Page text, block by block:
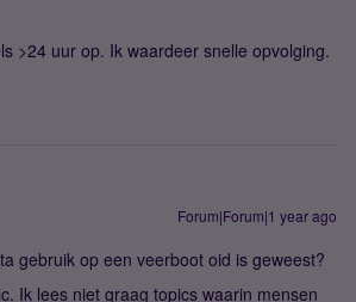
>24 uur op. Ik waardeer snelle opvolging.
Forum|Forum|1 year ago
gebruik op een veerboot oid is geweest?
Ik lees niet graag topics waarin mensen